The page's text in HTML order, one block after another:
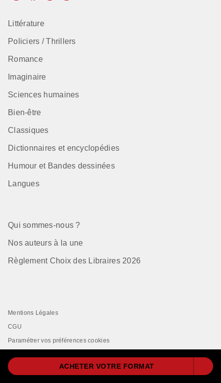
ACHETER VOTRE FORMAT
Littérature
Policiers / Thrillers
Romance
Imaginaire
Sciences humaines
Bien-être
Classiques
Dictionnaires et encyclopédies
Humour et Bandes dessinées
Langues
Qui sommes-nous ?
Nos auteurs à la une
Règlement Choix des Libraires 2026
Mentions Légales
CGU
Paramétrer vos préférences cookies
Charte de Référencement